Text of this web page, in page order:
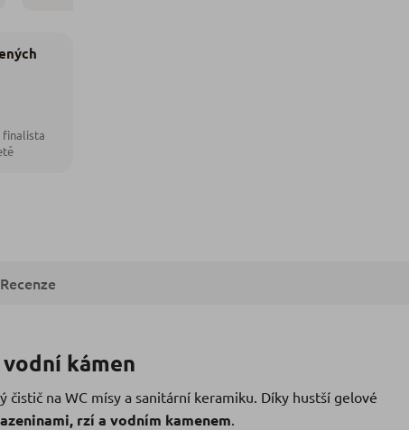
finalista
Recenze
kámen
čistič na WC mísy a sanitární keramiku. Díky hustší gelové
rzí a vodním kamenem